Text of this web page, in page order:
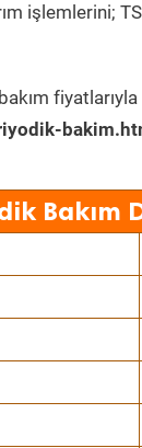
işlemlerini;
fiyatlarıyla
Bakım